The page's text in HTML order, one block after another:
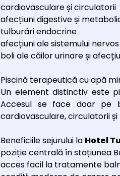
cardiovasculare și circulatorii
afecțiuni digestive și
tulburări endocrine
afecțiuni ale sistemului nervos
boli ale căilor urinare și
Piscină terapeutică cu apă
Un element distinctiv este
Accesul se face doar pe
cardiovasculare, circulatorii și
Beneficiile sejurului la Hotel
poziție centrală în stațiunea
acces facil la tratamente